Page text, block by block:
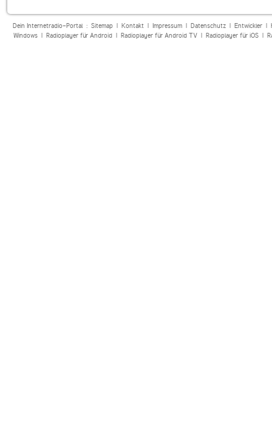
Dein Internetradio-Portal : Sitemap| Kontakt| Impressum| Datenschutz| Entwickler|
Windows| Radioplayer für Android| Radioplayer für Android TV| Radioplayer für iOS|